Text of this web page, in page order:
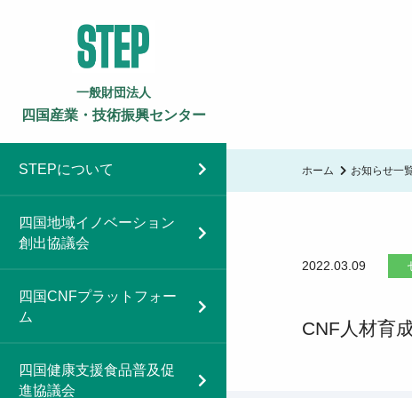
一般財団法人
四国産業・技術振興センター
STEPについて
四国地域イノベーション
創出協議会
四国CNFプラットフォー
ム
四国健康支援食品普及促
進協議会
ホーム お知らせ一
2022.03.09
CNF人材育